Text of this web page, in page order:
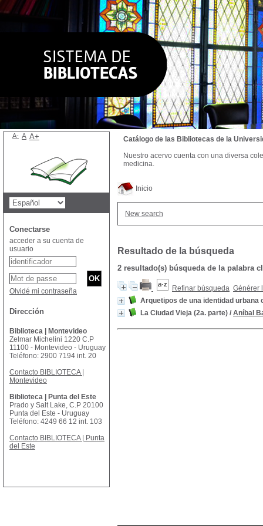
Inicio
New search
Resultado de la búsqueda
2 resultado(s) búsqueda de la palabra
Refinar búsqueda Générer
Arquetipos de una identidad
La Ciudad Vieja (2a. parte) / Aníbal
Catálogo de las Bibliotecas de la
Nuestro acervo cuenta con una diversa
medicina.
A- A A+
Conectarse
acceder a su cuenta de
usuario
Olvidé mi contraseña
Dirección
Biblioteca | Montevideo
Zelmar Michelini 1220 C.P
11100 - Montevideo - Uruguay
Teléfono: 2900 7194 int. 20
Contacto BIBLIOTECA |
Montevideo
Biblioteca | Punta del Este
Prado y Salt Lake, C.P 20100
Punta del Este - Uruguay
Teléfono: 4249 66 12 int. 103
Contacto BIBLIOTECA | Punta
del Este